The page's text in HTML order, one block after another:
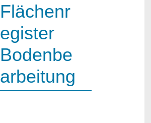
Flächenr
egister
Bodenbe
arbeitung